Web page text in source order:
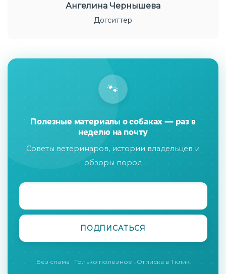
Ангелина Чернышева
Догситтер
🐾
Полезные материалы о собаках — раз в
неделю на почту
Советы ветеринаров, истории владельцев и
обзоры пород
Без спама · Только полезное · Отписка в 1 клик